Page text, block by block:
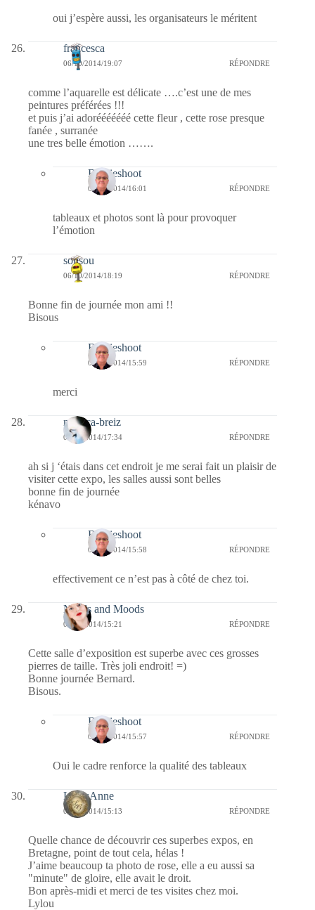
oui j’espère aussi, les organisateurs le méritent
francesca
06/10/2014/19:07 RÉPONDRE
comme l’aquarelle est délicate ….c’est une de mes
peintures préférées !!!
et puis j’ai adorééééééé cette fleur , cette rose presque
fanée , surranée
une tres belle émotion …….
Bernieshoot
07/10/2014/16:01 RÉPONDRE
tableaux et photos sont là pour provoquer
l’émotion
sousou
06/10/2014/18:19 RÉPONDRE
Bonne fin de journée mon ami !!
Bisous
Bernieshoot
07/10/2014/15:59 RÉPONDRE
merci
monica-breiz
06/10/2014/17:34 RÉPONDRE
ah si j ‘étais dans cet endroit je me serai fait un plaisir de
visiter cette expo, les salles aussi sont belles
bonne fin de journée
kénavo
Bernieshoot
07/10/2014/15:58 RÉPONDRE
effectivement ce n’est pas à côté de chez toi.
Needs and Moods
06/10/2014/15:21 RÉPONDRE
Cette salle d’exposition est superbe avec ces grosses
pierres de taille. Très joli endroit! =)
Bonne journée Bernard.
Bisous.
Bernieshoot
07/10/2014/15:57 RÉPONDRE
Oui le cadre renforce la qualité des tableaux
LylouAnne
06/10/2014/15:13 RÉPONDRE
Quelle chance de découvrir ces superbes expos, en
Bretagne, point de tout cela, hélas !
J’aime beaucoup ta photo de rose, elle a eu aussi sa
"minute" de gloire, elle avait le droit.
Bon après-midi et merci de tes visites chez moi.
Lylou